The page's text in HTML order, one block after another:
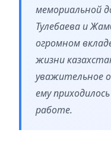
мемориальной
Тулебаева и
огромном
жизни
уважительное
ему
работе.